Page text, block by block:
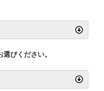
びください。